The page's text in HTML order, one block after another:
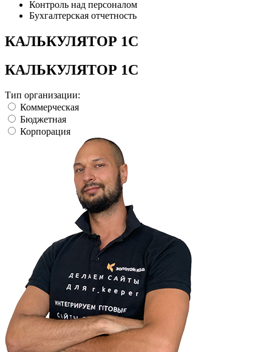
Контроль над персоналом
Бухгалтерская отчетность
КАЛЬКУЛЯТОР 1С
КАЛЬКУЛЯТОР 1С
Тип организации:
Коммерческая
Бюджетная
Корпорация